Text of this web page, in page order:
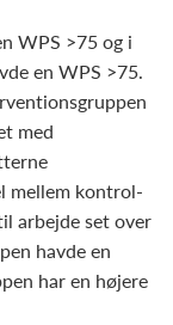
WPS >75 og i
en WPS >75.
med
mellem kontrol-
arbejde set over
havde en
har en højere